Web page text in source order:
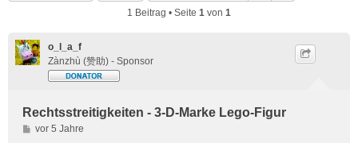
1 Beitrag • Seite 1 von 1
o_l_a_f
Zànzhù (赞助) - Sponsor
Rechtsstreitigkeiten - 3-D-Marke Lego-Figur
Bvor 5 Jahre